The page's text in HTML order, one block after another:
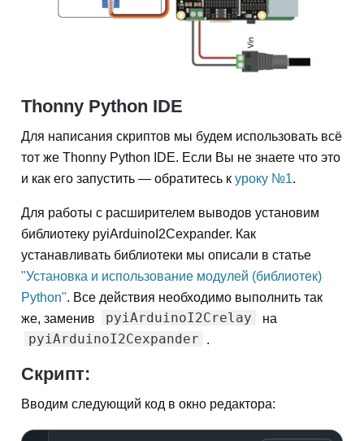
Thonny Python IDE
Для написания скриптов мы будем использовать всё
тот же Thonny Python IDE. Если Вы не знаете что это
и как его запустить — обратитесь к уроку №1.
Для работы с расширителем выводов установим
библиотеку pyiArduinoI2Cexpander. Как
устанавливать библиотеки мы описали в статье
"Установка и использование модулей (библиотек)
Python". Все действия необходимо выполнить так
же, заменив
pyiArduinoI2Crelay на
pyiArduinoI2Cexpander .
Скрипт:
Вводим следующий код в окно редактора: